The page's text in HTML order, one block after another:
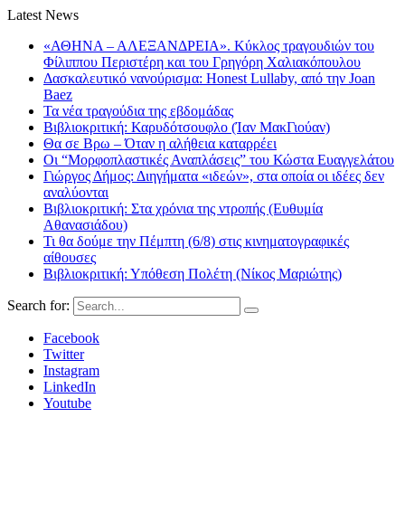
Latest News
«ΑΘΗΝΑ – ΑΛΕΞΑΝΔΡΕΙΑ». Κύκλος τραγουδιών του
Φίλιππου Περιστέρη και του Γρηγόρη Χαλιακόπουλου
Δασκαλευτικό νανούρισμα: Honest Lullaby, από την Joan
Baez
Τα νέα τραγούδια της εβδομάδας
Βιβλιοκριτική: Καρυδότσουφλο (Ίαν ΜακΓιούαν)
Θα σε Βρω – Όταν η αλήθεια καταρρέει
Οι “Μορφοπλαστικές Αναπλάσεις” του Κώστα Ευαγγελάτου
Γιώργος Δήμος: Διηγήματα «ιδεών», στα οποία οι ιδέες δεν
αναλύονται
Βιβλιοκριτική: Στα χρόνια της ντροπής (Ευθυμία
Αθανασιάδου)
Τι θα δούμε την Πέμπτη (6/8) στις κινηματογραφικές
αίθουσες
Βιβλιοκριτική: Υπόθεση Πολέτη (Νίκος Μαριώτης)
Search for:
Facebook
Twitter
Instagram
LinkedIn
Youtube